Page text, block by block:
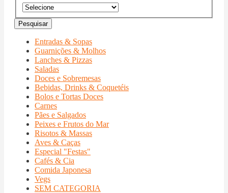
Entradas & Sopas
Guarnições & Molhos
Lanches & Pizzas
Saladas
Doces e Sobremesas
Bebidas, Drinks & Coquetéis
Bolos e Tortas Doces
Carnes
Pães e Salgados
Peixes e Frutos do Mar
Risotos & Massas
Aves & Caças
Especial "Festas"
Cafés & Cia
Comida Japonesa
Vegs
SEM CATEGORIA